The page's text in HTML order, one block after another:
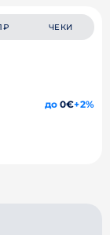
ЧЕКИ
до0€+2%